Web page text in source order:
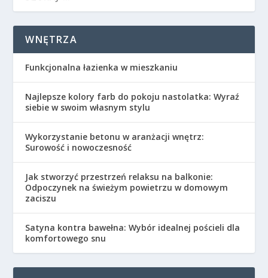
WNĘTRZA
Funkcjonalna łazienka w mieszkaniu
Najlepsze kolory farb do pokoju nastolatka: Wyraź
siebie w swoim własnym stylu
Wykorzystanie betonu w aranżacji wnętrz:
Surowość i nowoczesność
Jak stworzyć przestrzeń relaksu na balkonie:
Odpoczynek na świeżym powietrzu w domowym
zaciszu
Satyna kontra bawełna: Wybór idealnej pościeli dla
komfortowego snu